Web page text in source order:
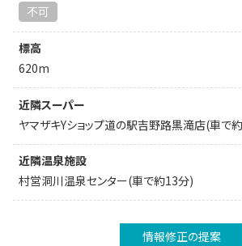
不可
標高
620m
近隣スーパー
ヤマザキYショップ道の駅吉野路黒滝店(車で
近隣温泉施設
村営洞川温泉センター(車で約13分)
情報修正の提案